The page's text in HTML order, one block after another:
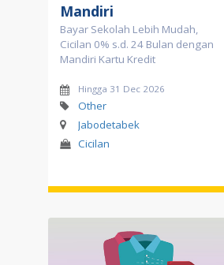
Mandiri
Bayar Sekolah Lebih Mudah,
Cicilan 0% s.d. 24 Bulan dengan
Mandiri Kartu Kredit
Hingga 31 Dec 2026
Other
Jabodetabek
Cicilan